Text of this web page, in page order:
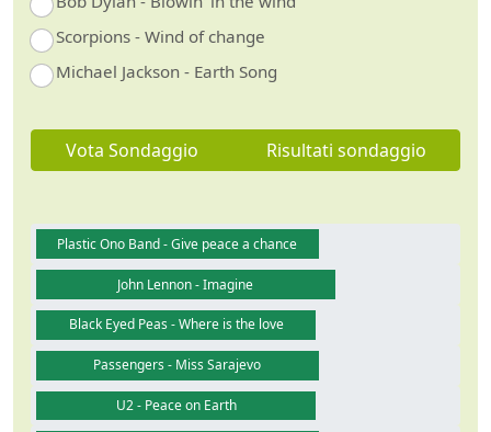
Scorpions - Wind of change
Michael Jackson - Earth Song
Vota Sondaggio Risultati sondaggio
Plastic Ono Band - Give peace a chance
John Lennon - Imagine
Black Eyed Peas - Where is the love
Passengers - Miss Sarajevo
U2 - Peace on Earth